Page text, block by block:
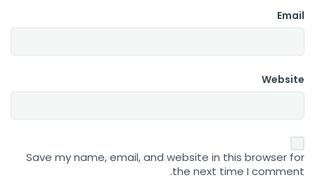
Email
Website
Save my name, email, and website in this browser for
the next time I comment.